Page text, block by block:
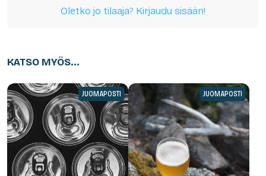
Oletko jo tilaaja? Kirjaudu sisään!
KATSO MYÖS...
JUOMAPOSTI JUOMAPOSTI